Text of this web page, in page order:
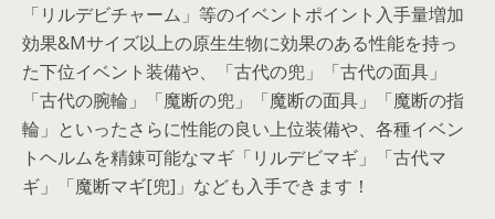
「リルデビチャーム」等のイベントポイント入手量増加
効果&Mサイズ以上の原生生物に効果のある性能を持っ
た下位イベント装備や、「古代の兜」「古代の面具」
「古代の腕輪」「魔断の兜」「魔断の面具」「魔断の指
輪」といったさらに性能の良い上位装備や、各種イベン
トヘルムを精錬可能なマギ「リルデビマギ」「古代マ
ギ」「魔断マギ[兜]」なども入手できます！